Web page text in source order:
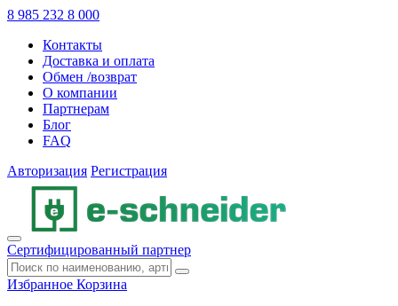
8 985 232 8 000
Контакты
Доставка и оплата
Обмен /возврат
О компании
Партнерам
Блог
FAQ
Авторизация Регистрация
Сертифицированный партнер
Избранное Корзина